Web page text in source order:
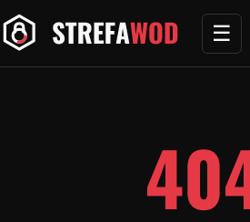
Przejdź
do
☰